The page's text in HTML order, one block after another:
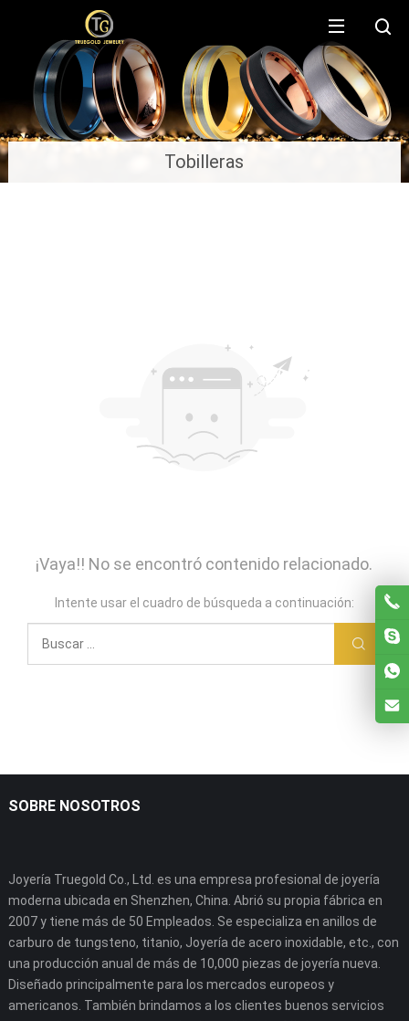
Tobilleras
¡Vaya!! No se encontró contenido relacionado.
Intente usar el cuadro de búsqueda a continuación:
SOBRE NOSOTROS
Joyería Truegold Co., Ltd. es una empresa profesional de joyería
moderna ubicada en Shenzhen, China. Abrió su propia fábrica en
2007 y tiene más de 50 Empleados. Se especializa en anillos de
carburo de tungsteno, titanio, Joyería de acero inoxidable, etc., con
una producción anual de más de 10,000 piezas de joyería nueva.
Diseñado principalmente para los mercados europeos y
americanos. También brindamos a los clientes buenos servicios